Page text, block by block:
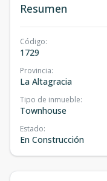
Resumen
Código:
1729
Provincia:
La Altagracia
Tipo de inmueble:
Townhouse
Estado:
En Construcción